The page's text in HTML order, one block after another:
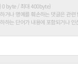
0 byte / 최대 400byte)
거나 명예를 훼손하는 댓글은 관
하는 단어가 내용에 포함되거나